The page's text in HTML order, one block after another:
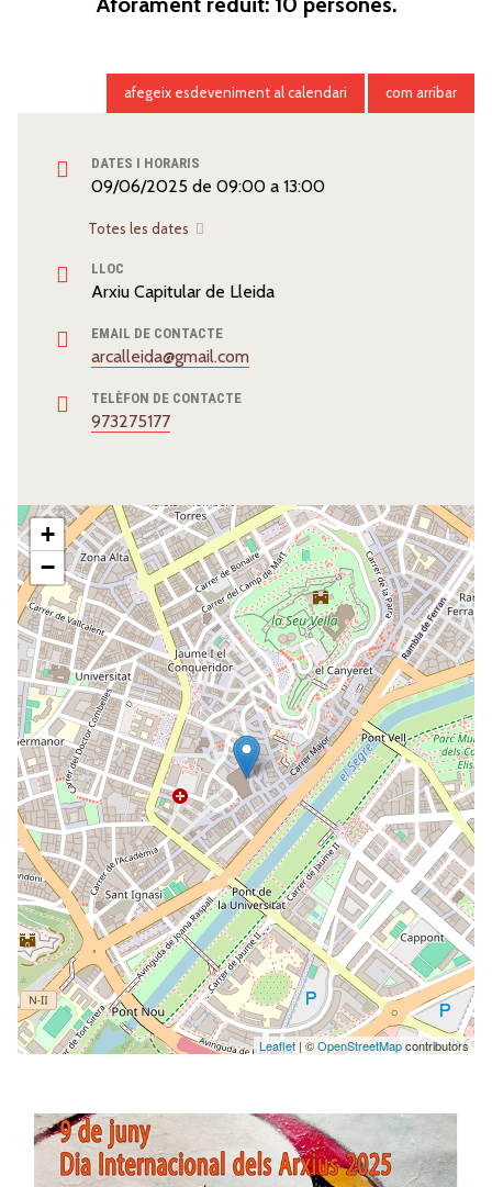
DATES I HORARIS
09/06/2025 de 09:00 a 13:00
Totes les dates
LLOC
Arxiu Capitular de Lleida
EMAIL DE CONTACTE
arcalleida@gmail.com
TELÈFON DE CONTACTE
973275177
afegeix esdeveniment al calendari com arribar
+
−
Leaflet| ©OpenStreetMapcontributors